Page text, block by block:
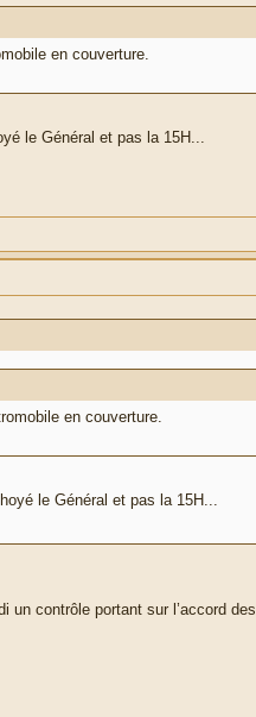
en couverture.
le Général et pas la 15H...
en couverture.
le Général et pas la 15H...
contrôle portant sur l’accord